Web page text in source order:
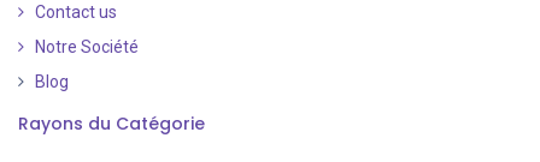
Contact us
Notre Société
Blog
Rayons du Catégorie